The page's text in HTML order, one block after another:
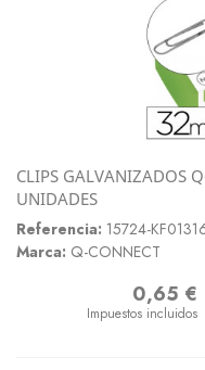
CLIPS GALVANIZADOS
UNIDADES
Referencia: 15724-
Marca: Q-CONNECT
0,65 €
Impuestos incluidos